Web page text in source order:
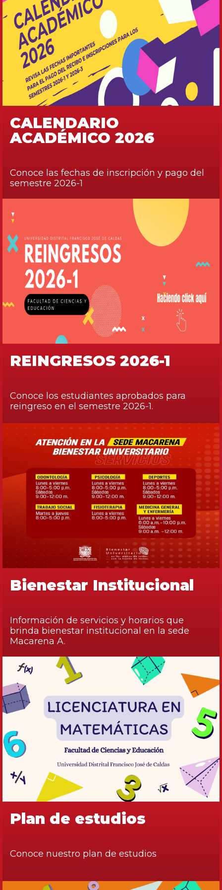
CALENDARIO
ACADÉMICO 2026
Conoce las fechas de inscripción y pago del
semestre 2026-1
REINGRESOS 2026-1
Conoce los estudiantes aprobados para
reingreso en el semestre 2026-1.
Bienestar Institucional
Información de servicios y horarios que
brinda bienestar institucional en la sede
Macarena A.
Plan de estudios
Conoce nuestro plan de estudios